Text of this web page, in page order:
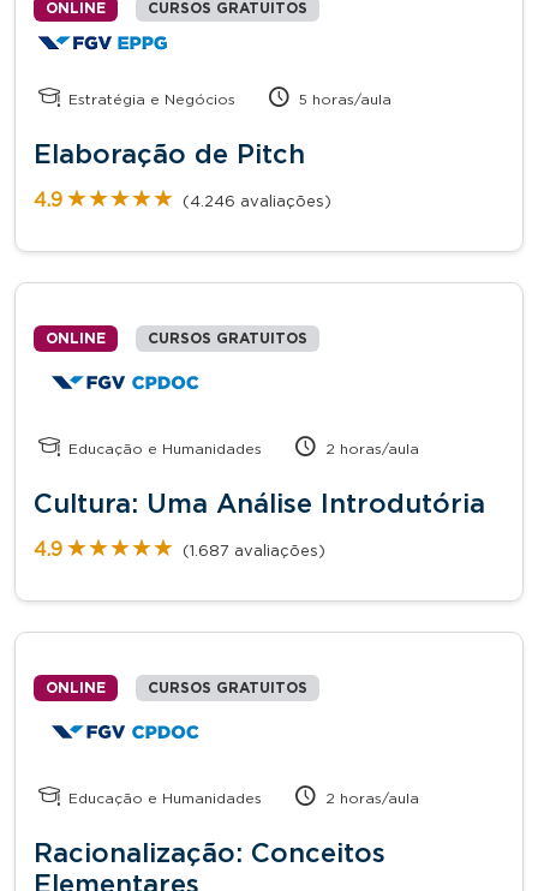
ONLINE CURSOS GRATUITOS
Estratégia e Negócios 5 horas/aula
Elaboração de Pitch
4.9 ★★★★★
★★★★★ (4.246 avaliações)
ONLINE CURSOS GRATUITOS
Educação e Humanidades 2 horas/aula
Cultura: Uma Análise Introdutória
4.9 ★★★★★
★★★★★ (1.687 avaliações)
ONLINE CURSOS GRATUITOS
Educação e Humanidades 2 horas/aula
Racionalização: Conceitos
Elementares